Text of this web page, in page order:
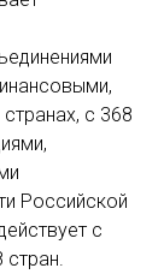
с 368
Российской
с